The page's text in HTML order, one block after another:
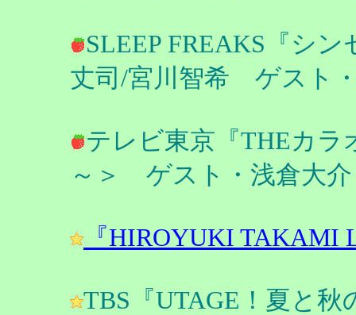
SLEEP FREAKS『シ
丈司/宮川智希 ゲスト
テレビ東京『THEカ
～＞ ゲスト・浅倉大介
『HIROYUKI TAKAMI
TBS『UTAGE！夏と